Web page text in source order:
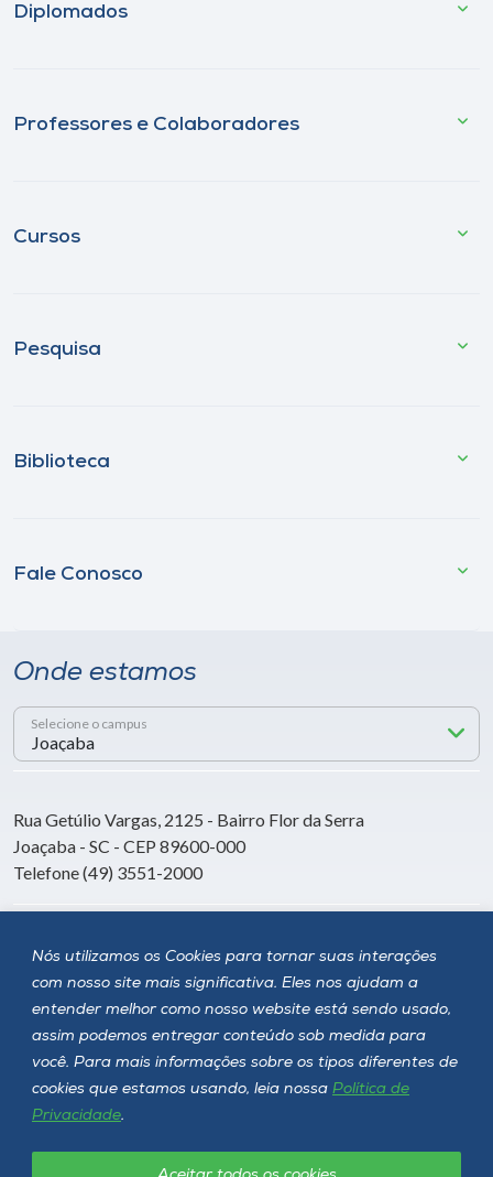
Nós utilizamos os Cookies para tornar suas interações
com nosso site mais significativa. Eles nos ajudam a
entender melhor como nosso website está sendo usado,
assim podemos entregar conteúdo sob medida para
você. Para mais informações sobre os tipos diferentes de
cookies que estamos usando, leia nossa Política de
Privacidade.
Diplomados
Professores e Colaboradores
Cursos
Pesquisa
Biblioteca
Fale Conosco
Onde estamos
Selecione o campus
Rua Getúlio Vargas, 2125 - Bairro Flor da Serra
Joaçaba - SC - CEP 89600-000
Telefone (49) 3551-2000
Siga a Unoesc